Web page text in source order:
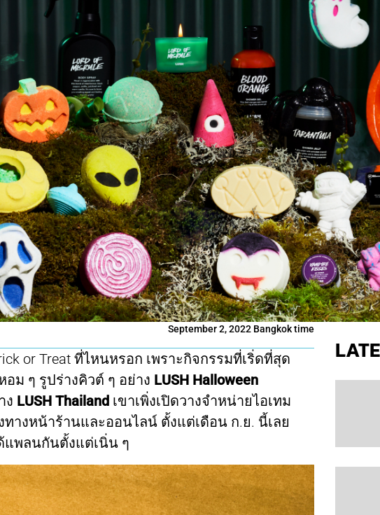
September 2, 2022 Bangkok time
or Treat ที่ไหนหรอก เพราะกิจกรรมที่เริ่ดที่สุด
ม ๆ รูปร่างคิวต์ ๆ อย่าง LUSH Halloween
ง LUSH Thailand เขาเพิ่งเปิดวางจำหน่ายไอเทม
างหน้าร้านและออนไลน์ ตั้งแต่เดือน ก.ย. นี้เลย
แพลนกันตั้งแต่เนิ่น ๆ